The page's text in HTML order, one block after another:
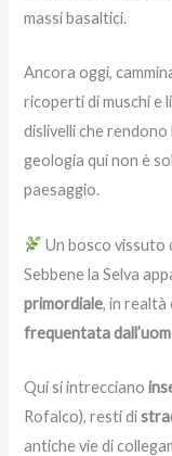
massi basaltici.
Ancora oggi,
ricoperti di muschi e
dislivelli che rendono
geologia qui non è
paesaggio.
Un bosco vissuto
Sebbene la Selva
primordiale, in
frequentata
Qui si intrecciano
Rofalco), resti di
antiche vie di